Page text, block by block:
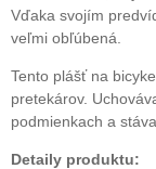
Vďaka svojím
veľmi obľúbená.
Tento plášť na
pretekárov.
podmienkach a
Detaily produktu: